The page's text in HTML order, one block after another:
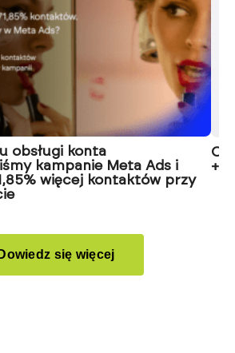
obsługi konta
kampanie Meta Ads i
więcej kontaktów przy
Dowiedz się więcej